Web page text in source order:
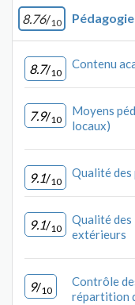
8.76/10
8.7/10
Contenu
7.9/10
Moyens
locaux)
9.1/10
Qualité des
9.1/10
Qualité
extérieurs
9/10
Contrôle
répartition